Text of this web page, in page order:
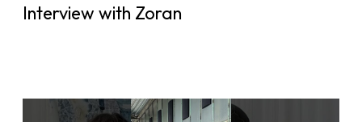
Interview with Zoran